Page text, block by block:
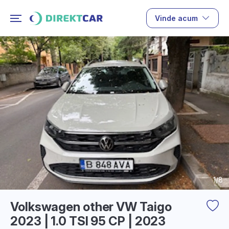
Vinde acum
Volkswagen other VW Taigo
2023 | 1.0 TSI 95 CP | 2023
1/8